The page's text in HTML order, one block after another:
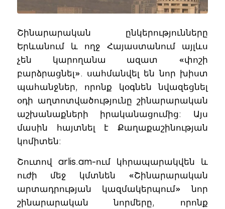
Շինարարական ընկերությունները
Երևանում և ողջ Հայաստանում այլևս
չեն կարողանա ազատ «փոշի
բարձրացնել». սահմանվել են նոր խիստ
պահանջներ, որոնք կօգնեն նվազեցնել
օդի աղտոտվածությունը շինարարական
աշխանաքների իրականացումից: Այս
մասին հայտնել է Քաղաքաշինության
կոմիտեն:
Շուտով arlis.am-ում կհրապարակվեն և
ուժի մեջ կմտնեն «Շինարարական
արտադրության կազմակերպում» նոր
շինարարական նորմերը, որոնք